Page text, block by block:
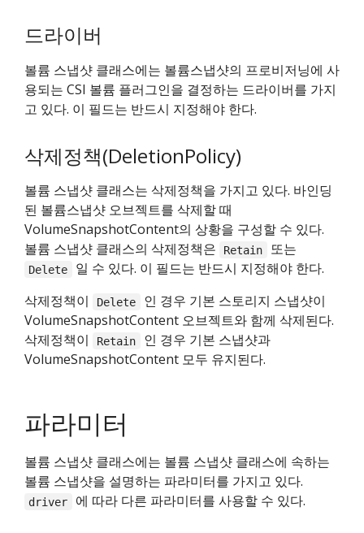
드라이버
볼륨 스냅샷 클래스에는 볼륨스냅샷의 프로비저닝에 사
용되는 CSI 볼륨 플러그인을 결정하는 드라이버를 가지
고 있다. 이 필드는 반드시 지정해야 한다.
삭제정책(DeletionPolicy)
볼륨 스냅샷 클래스는 삭제정책을 가지고 있다. 바인딩
된 볼륨스냅샷 오브젝트를 삭제할 때
VolumeSnapshotContent의 상황을 구성할 수 있다.
볼륨 스냅샷 클래스의 삭제정책은
Retain 또는
Delete
일 수 있다. 이 필드는 반드시 지정해야 한다.
삭제정책이
Delete
인 경우 기본 스토리지 스냅샷이
VolumeSnapshotContent 오브젝트와 함께 삭제된다.
삭제정책이
Retain
인 경우 기본 스냅샷과
VolumeSnapshotContent 모두 유지된다.
파라미터
볼륨 스냅샷 클래스에는 볼륨 스냅샷 클래스에 속하는
볼륨 스냅샷을 설명하는 파라미터를 가지고 있다.
driver 에 따라 다른 파라미터를 사용할 수 있다.